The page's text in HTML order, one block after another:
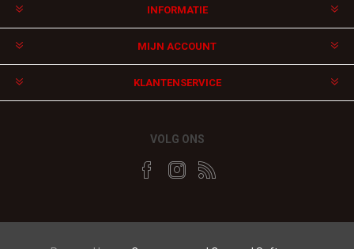
INFORMATIE
MIJN ACCOUNT
KLANTENSERVICE
VOLG ONS